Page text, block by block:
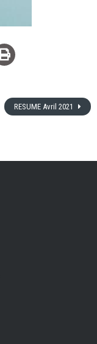
RESUME Avril 2021